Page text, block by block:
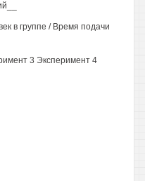
в группе / Время подачи
3 Эксперимент 4